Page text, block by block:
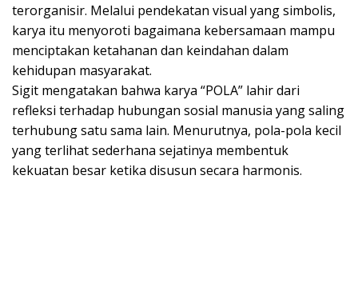
terorganisir. Melalui pendekatan visual yang simbolis,
karya itu menyoroti bagaimana kebersamaan mampu
menciptakan ketahanan dan keindahan dalam
kehidupan masyarakat.
Sigit mengatakan bahwa karya “POLA” lahir dari
refleksi terhadap hubungan sosial manusia yang saling
terhubung satu sama lain. Menurutnya, pola-pola kecil
yang terlihat sederhana sejatinya membentuk
kekuatan besar ketika disusun secara harmonis.